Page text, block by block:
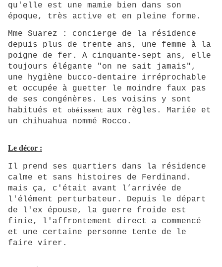
qu'elle est une mamie bien dans son
époque, très active et en pleine forme.
Mme Suarez : concierge de la résidence
depuis plus de trente ans, une femme à la
poigne de fer. A cinquante-sept ans, elle
toujours élégante "on ne sait jamais",
une hygiène bucco-dentaire irréprochable
et occupée à guetter le moindre faux pas
de ses congénères. Les voisins y sont
habitués et
obéissent aux règles. Mariée et
un chihuahua nommé Rocco.
Le décor :
Il prend ses quartiers dans la résidence
calme et sans histoires de Ferdinand.
mais ça, c'était avant l’arrivée de
l'élément perturbateur. Depuis le départ
de l'ex épouse, la guerre froide est
finie, l'affrontement direct a commencé
et une certaine personne tente de le
faire virer.